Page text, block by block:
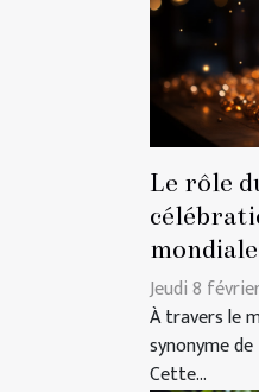
Le rôle
Jeudi 8
À travers le
synonyme
Cette...